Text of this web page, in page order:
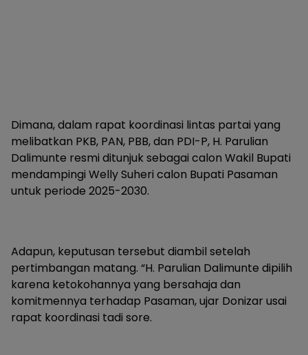
Dimana, dalam rapat koordinasi lintas partai yang
melibatkan PKB, PAN, PBB, dan PDI-P, H. Parulian
Dalimunte resmi ditunjuk sebagai calon Wakil Bupati
mendampingi Welly Suheri calon Bupati Pasaman
untuk periode 2025-2030.
Adapun, keputusan tersebut diambil setelah
pertimbangan matang. “H. Parulian Dalimunte dipilih
karena ketokohannya yang bersahaja dan
komitmennya terhadap Pasaman, ujar Donizar usai
rapat koordinasi tadi sore.